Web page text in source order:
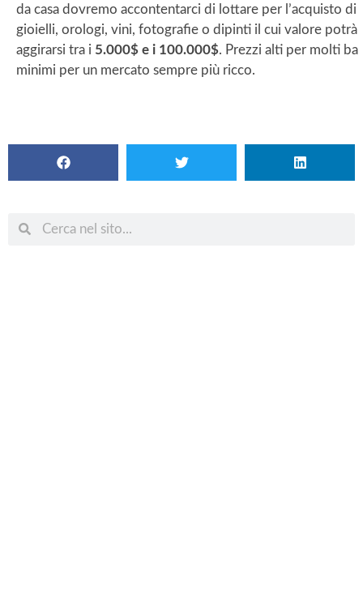
da casa dovremo accontentarci di lottare per l’acquisto di
gioielli, orologi, vini, fotografie o dipinti il cui valore potrà
aggirarsi tra i 5.000$ e i 100.000$. Prezzi alti per molti ba
minimi per un mercato sempre più ricco.